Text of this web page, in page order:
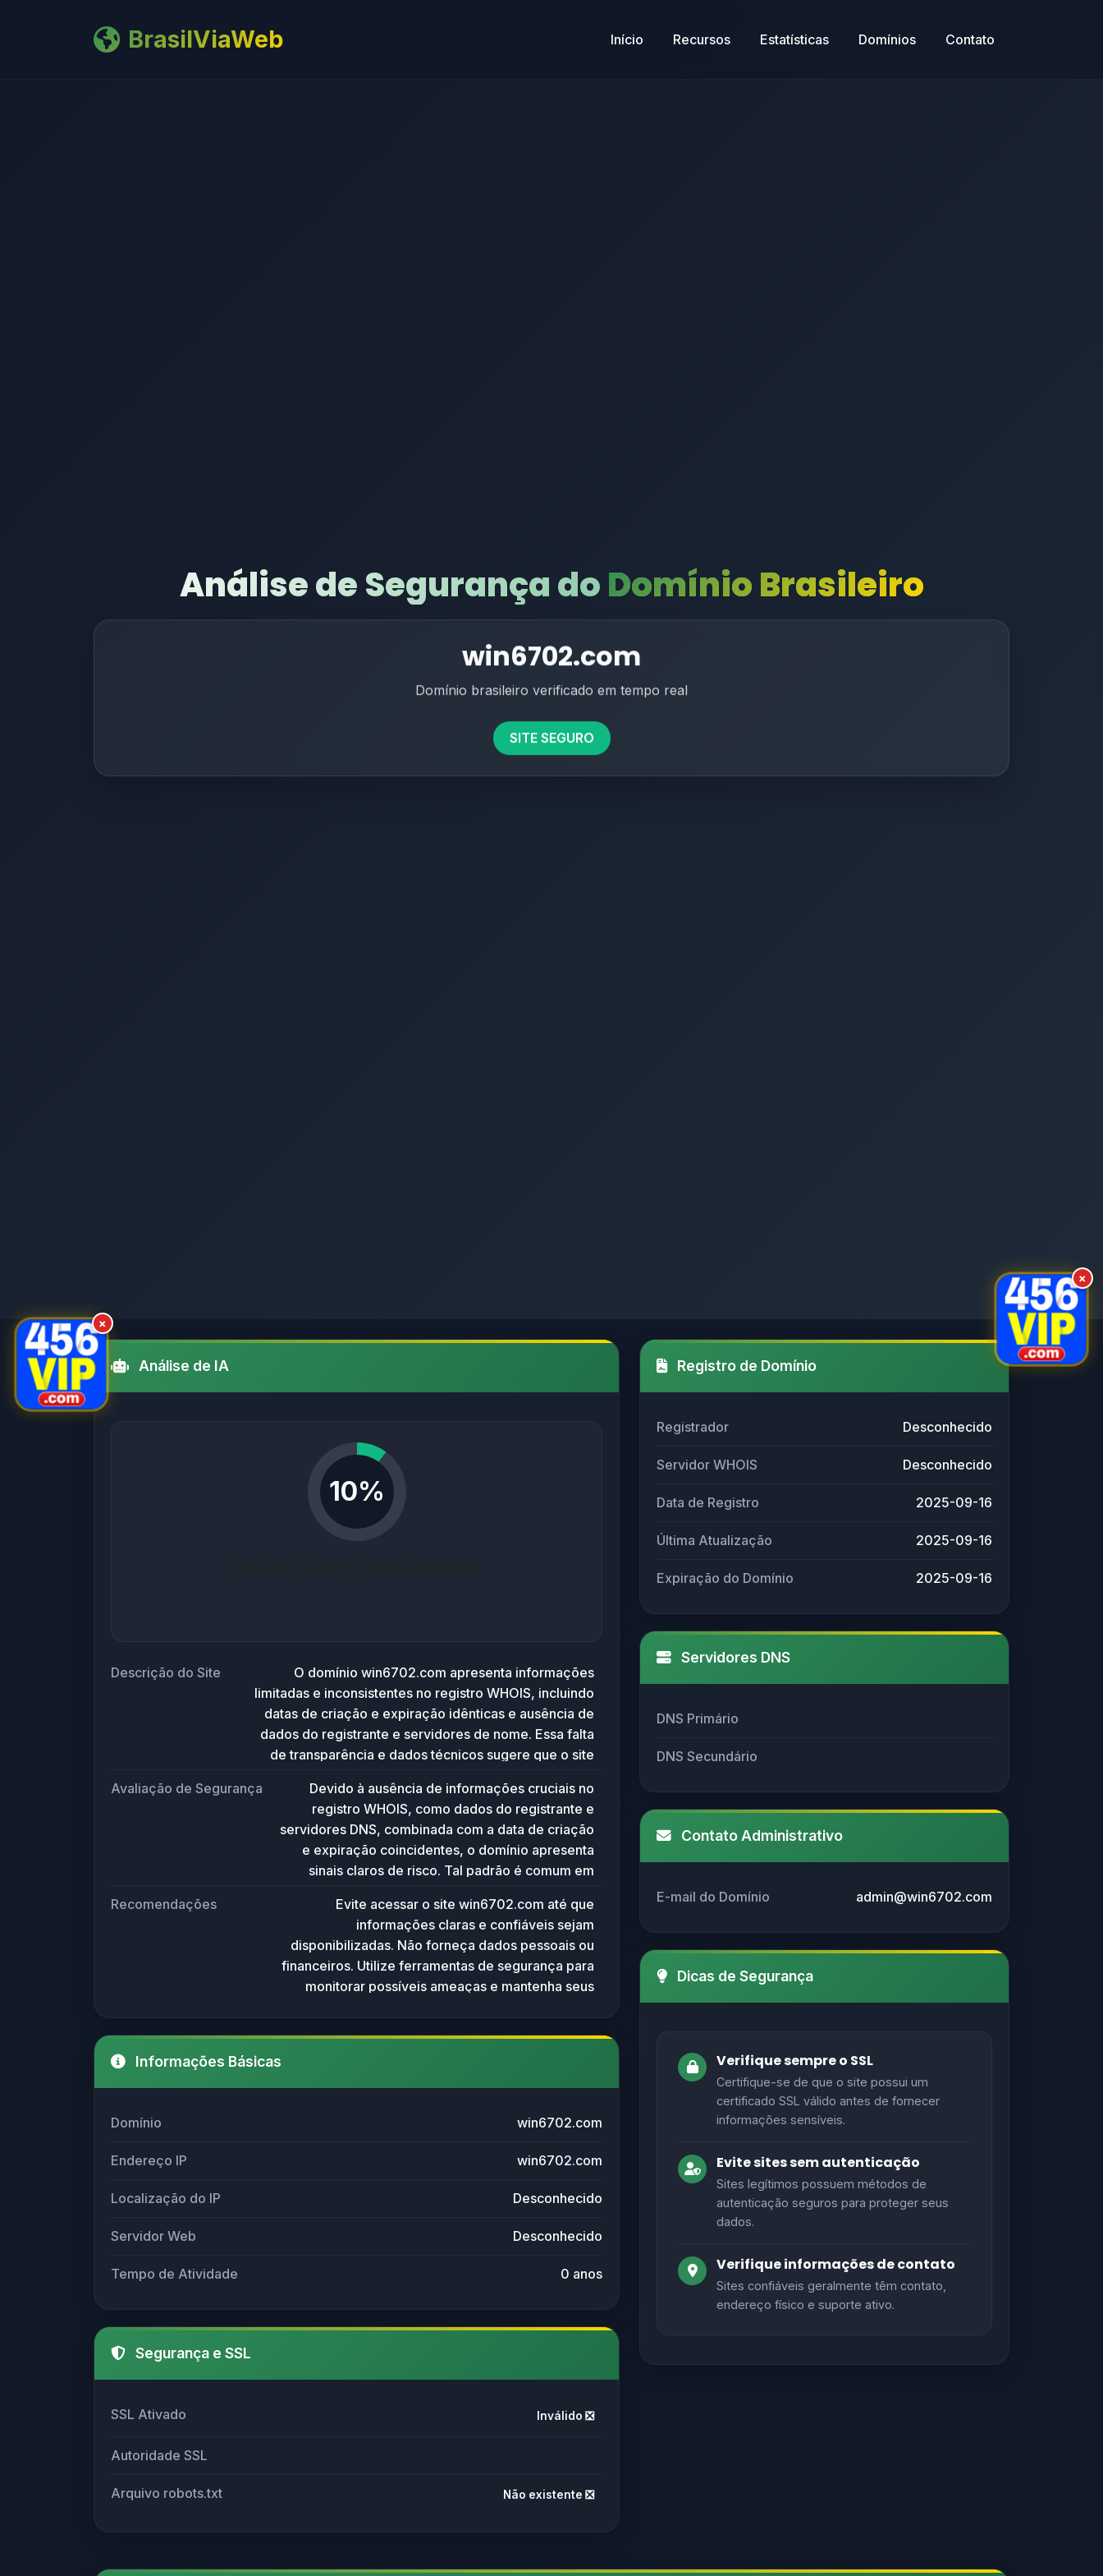
BrasilViaWeb Início Recursos Estatísticas Domínios Contato
Análise de Segurança doDomínio Brasileiro
win6702.com
Domínio brasileiro verificado em tempo real
SITE SEGURO
Análise de IA
10%
Descrição do Site
O domínio win6702.com apresenta informações
limitadas e inconsistentes no registro WHOIS, incluindo
datas de criação e expiração idênticas e ausência de
dados do registrante e servidores de nome. Essa falta
de transparência e dados técnicos sugere que o site
relacionado a atividades suspeitas ou ser um domínio
placeholder sem conteúdo definido.
Avaliação de Segurança
Devido à ausência de informações cruciais no
registro WHOIS, como dados do registrante e
servidores DNS, combinada com a data de criação
e expiração coincidentes, o domínio apresenta
sinais claros de risco. Tal padrão é comum em
fins maliciosos, como phishing ou distribuição de
malware. Recomenda-se evitar o acesso e não
fornecer dados pessoais ou financeiros caso o site
esteja ativo. Para segurança, utilize ferramentas de
análise de segurança na web e mantenha sistemas
Recomendações
Evite acessar o site win6702.com até que
informações claras e confiáveis sejam
disponibilizadas. Não forneça dados pessoais ou
financeiros. Utilize ferramentas de segurança para
monitorar possíveis ameaças e mantenha seus
Informações Básicas
Domínio win6702.com
Endereço IP win6702.com
Localização do IP Desconhecido
Servidor Web Desconhecido
Tempo de Atividade 0 anos
Segurança e SSL
SSL Ativado Inválido ❎
Autoridade SSL
Arquivo robots.txt Não existente ❎
Registro de Domínio
Registrador Desconhecido
Servidor WHOIS Desconhecido
Data de Registro 2025-09-16
Última Atualização 2025-09-16
Expiração do Domínio 2025-09-16
Servidores DNS
DNS Primário
DNS Secundário
Contato Administrativo
E-mail do Domínio admin@win6702.com
Dicas de Segurança
Verifique sempre o SSL
Certifique-se de que o site possui um
certificado SSL válido antes de fornecer
informações sensíveis.
Evite sites sem autenticação
Sites legítimos possuem métodos de
autenticação seguros para proteger seus
dados.
Verifique informações de contato
Sites confiáveis geralmente têm contato,
endereço físico e suporte ativo.
×
×